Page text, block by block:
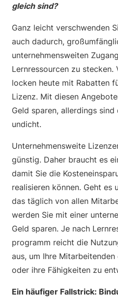
gleich sind?
Ganz leicht verschwenden
auch dadurch,
unternehmensweiten
Lernressourcen zu stecken.
locken heute mit Rabatten
Lizenz. Mit diesen
Geld sparen, allerdings
undicht.
Unternehmensweite
günstig. Daher braucht es
damit Sie die
realisieren können. Geht es
das täglich von allen
werden Sie mit einer
Geld sparen. Je nach
programm reicht die
aus, um Ihre
oder ihre Fähigkeiten zu
Ein häufiger Fallstrick: